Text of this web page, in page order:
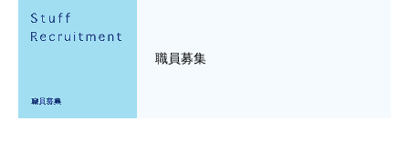
職員募集